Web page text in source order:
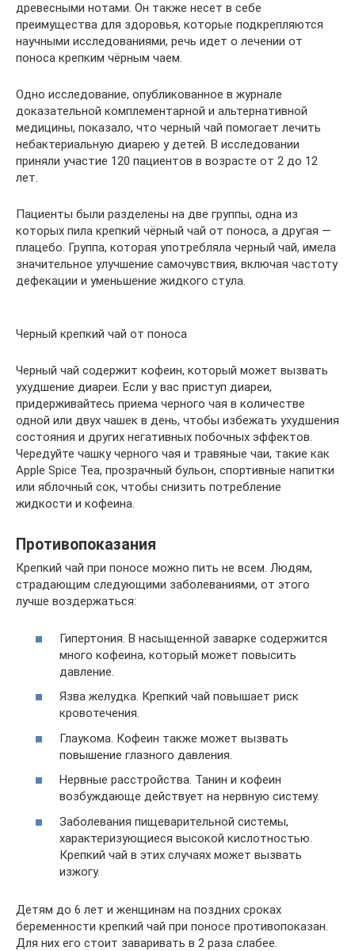
древесными нотами. Он также несет в себе
преимущества для здоровья, которые подкрепляются
научными исследованиями, речь идет о лечении от
поноса крепким чёрным чаем.
Одно исследование, опубликованное в журнале
доказательной комплементарной и альтернативной
медицины, показало, что черный чай помогает лечить
небактериальную диарею у детей. В исследовании
приняли участие 120 пациентов в возрасте от 2 до 12
лет.
Пациенты были разделены на две группы, одна из
которых пила крепкий чёрный чай от поноса, а другая —
плацебо. Группа, которая употребляла черный чай, имела
значительное улучшение самочувствия, включая частоту
дефекации и уменьшение жидкого стула.
Черный крепкий чай от поноса
Черный чай содержит кофеин, который может вызвать
ухудшение диареи. Если у вас приступ диареи,
придерживайтесь приема черного чая в количестве
одной или двух чашек в день, чтобы избежать ухудшения
состояния и других негативных побочных эффектов.
Чередуйте чашку черного чая и травяные чаи, такие как
Apple Spice Tea, прозрачный бульон, спортивные напитки
или яблочный сок, чтобы снизить потребление
жидкости и кофеина.
Противопоказания
Крепкий чай при поносе можно пить не всем. Людям,
страдающим следующими заболеваниями, от этого
лучше воздержаться:
Гипертония. В насыщенной заварке содержится
много кофеина, который может повысить
давление.
Язва желудка. Крепкий чай повышает риск
кровотечения.
Глаукома. Кофеин также может вызвать
повышение глазного давления.
Нервные расстройства. Танин и кофеин
возбуждающе действует на нервную систему.
Заболевания пищеварительной системы,
характеризующиеся высокой кислотностью.
Крепкий чай в этих случаях может вызвать
изжогу.
Детям до 6 лет и женщинам на поздних сроках
беременности крепкий чай при поносе противопоказан.
Для них его стоит заваривать в 2 раза слабее.